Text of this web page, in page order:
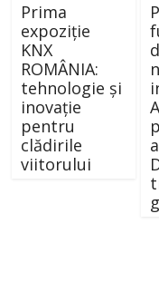
Prima
expoziție
KNX
ROMÂNIA:
tehnologie și
inovație
pentru
clădirile
viitorului